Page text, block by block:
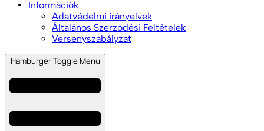
Információk
Adatvédelmi irányelvek
Általános Szerződési Feltételek
Versenyszabályzat
Hamburger Toggle Menu